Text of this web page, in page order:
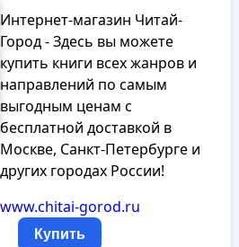
Интернет-магазин Читай-
Город - Здесь вы можете
купить книги всех жанров и
направлений по самым
выгодным ценам с
бесплатной доставкой в
Москве, Санкт-Петербурге и
других городах России!
www.chitai-gorod.ru
Купить